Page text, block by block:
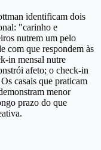
identificam dois
"carinho e
nutrem um pelo
com que respondem às
in mensal nutre
afeto; o check-in
casais que praticam
menor
prazo do que